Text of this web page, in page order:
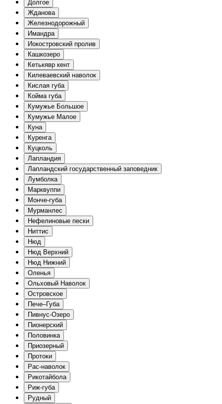
Долгое
Жданова
Железнодорожный
Имандра
Иокостровский пролив
Кашкозеро
Кетькявр кент
Килеваевский наволок
Кислая губа
Койма губа
Кумужье Большое
Кумужье Малое
Куна
Куренга
Куцколь
Лапландия
Лапландский государственный заповедник
Лумболка
Марквуппи
Монче-губа
Мурманлес
Нефелиновые пески
Ниттис
Нюд
Нюд Верхний
Нюд Нижний
Оленья
Ольховый Наволок
Островское
Пече–Губа
Пивнус-Озеро
Пионерский
Половинка
Приозерный
Протоки
Рас-наволок
Рикотайбола
Риж-губа
Рудный